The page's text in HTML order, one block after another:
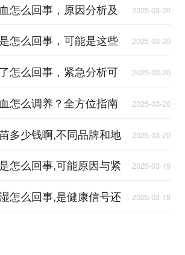
怎么回事，原因分析及
2025-03-20
怎么回事，可能是这些
2025-03-20
怎么回事，紧急分析可
2025-03-20
怎么调养？全方位指南
2025-03-20
多少钱啊,不同品牌和地
2025-03-20
怎么回事,可能原因与紧
2025-03-19
怎么回事,是健康信号还
2025-03-18